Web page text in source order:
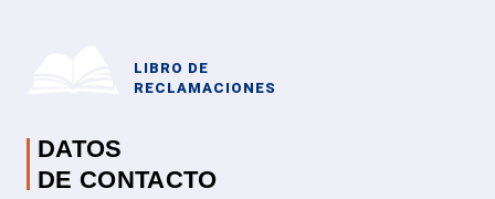
LIBRO DE
RECLAMACIONES
DATOS
DE CONTACTO